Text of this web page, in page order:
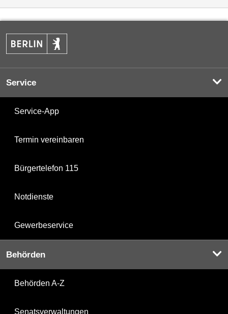
Service
Service-App
Termin vereinbaren
Bürgertelefon 115
Notdienste
Gewerbeservice
Behörden
Behörden A-Z
Senatsverwaltungen